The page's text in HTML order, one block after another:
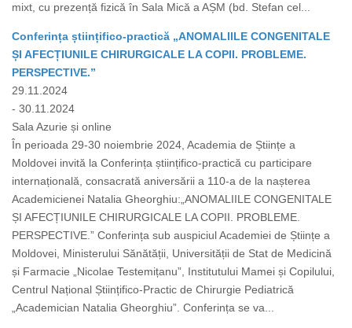
mixt, cu prezență fizică în Sala Mică a AȘM (bd. Stefan cel...
Conferința științifico-practică „ANOMALIILE CONGENITALE
ȘI AFECȚIUNILE CHIRURGICALE LA COPII. PROBLEME.
PERSPECTIVE.”
29.11.2024
- 30.11.2024
Sala Azurie și online
În perioada 29-30 noiembrie 2024, Academia de Științe a
Moldovei invită la Conferința științifico-practică cu participare
internațională, consacrată aniversării a 110-a de la nașterea
Academicienei Natalia Gheorghiu:„ANOMALIILE CONGENITALE
ȘI AFECȚIUNILE CHIRURGICALE LA COPII. PROBLEME.
PERSPECTIVE.” Conferința sub auspiciul Academiei de Științe a
Moldovei, Ministerului Sănătății, Universității de Stat de Medicină
și Farmacie „Nicolae Testemițanu”, Institutului Mamei și Copilului,
Centrul Național Științifico-Practic de Chirurgie Pediatrică
„Academician Natalia Gheorghiu”. Conferința se va...